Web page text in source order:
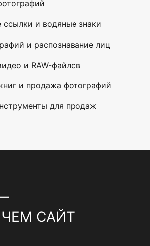
и водяные знаки
и распознавание лиц
и RAW-файлов
и продажа фотографий
для продаж
САЙТ